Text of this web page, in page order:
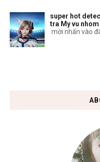
super hot
tra My vu
mời nhấn vào